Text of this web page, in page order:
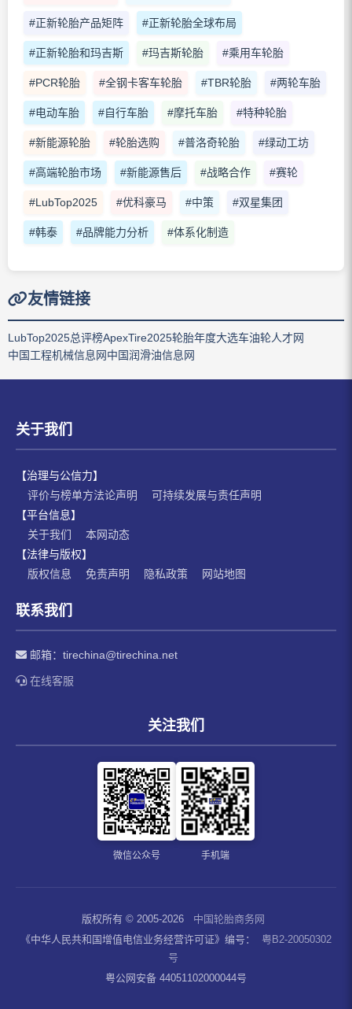
#正新轮胎产品矩阵 #正新轮胎全球布局
#正新轮胎和玛吉斯 #玛吉斯轮胎 #乘用车轮胎
#PCR轮胎 #全钢卡客车轮胎 #TBR轮胎 #两轮车胎
#电动车胎 #自行车胎 #摩托车胎 #特种轮胎
#新能源轮胎 #轮胎选购 #普洛奇轮胎 #绿动工坊
#高端轮胎市场 #新能源售后 #战略合作 #赛轮
#LubTop2025 #优科豪马 #中策 #双星集团
#韩泰 #品牌能力分析 #体系化制造
友情链接
LubTop2025总评榜ApexTire2025轮胎年度大选车油轮人才网
中国工程机械信息网中国润滑油信息网
关于我们
【治理与公信力】
评价与榜单方法论声明
可持续发展与责任声明
【平台信息】
关于我们
本网动态
【法律与版权】
版权信息
免责声明 隐私政策 网站地图
联系我们
邮箱： tirechina@tirechina.net
在线客服
关注我们
微信公众号 手机端
版权所有 © 2005-2026
中国轮胎商务网
《中华人民共和国增值电信业务经营许可证》编号：
粤B2-20050302
号
粤公网安备 44051102000044号